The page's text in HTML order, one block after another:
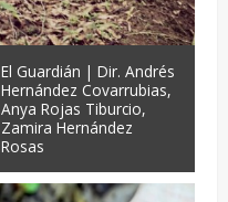
El Guardián | Dir. Andrés
Hernández Covarrubias,
Anya Rojas Tiburcio,
Zamira Hernández
Rosas